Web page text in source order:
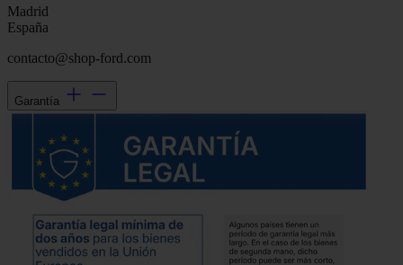
Madrid
España
contacto@shop-ford.com
Garantía